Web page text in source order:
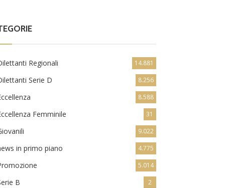
Regionali 14.881
Serie D 8.256
8.588
Femminile 31
9.022
in primo piano 4.775
5.014
B 2